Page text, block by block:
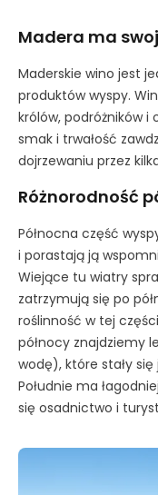
Madera ma
Maderskie wino jest
produktów wyspy.
królów, podróżników
smak i trwałość
dojrzewaniu przez
Różnorodność
Północna część
i porastają ją
Wiejące tu wiatry
zatrzymują się po
roślinność w tej
północy znajdziemy
wodę), które stały
Południe ma
się osadnictwo i